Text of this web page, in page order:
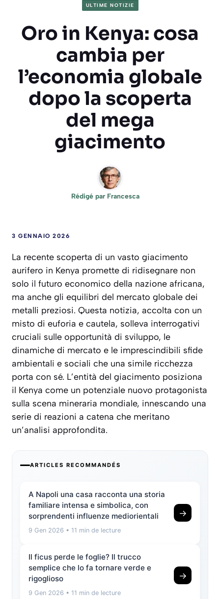
ULTIME NOTIZIE
Oro in Kenya: cosa
cambia per
l’economia globale
dopo la scoperta
del mega
giacimento
Rédigé par Francesca
3 GENNAIO 2026
La recente scoperta di un vasto giacimento
aurifero in Kenya promette di ridisegnare non
solo il futuro economico della nazione africana,
ma anche gli equilibri del mercato globale dei
metalli preziosi. Questa notizia, accolta con un
misto di euforia e cautela, solleva interrogativi
cruciali sulle opportunità di sviluppo, le
dinamiche di mercato e le imprescindibili sfide
ambientali e sociali che una simile ricchezza
porta con sé. L’entità del giacimento posiziona
il Kenya come un potenziale nuovo protagonista
sulla scena mineraria mondiale, innescando una
serie di reazioni a catena che meritano
un’analisi approfondita.
ARTICLES RECOMMANDÉS
A Napoli una casa racconta una storia
familiare intensa e simbolica, con
sorprendenti influenze mediorientali
9 Gen 2026 • 11 min de lecture
→
Il ficus perde le foglie? Il trucco
semplice che lo fa tornare verde e
rigoglioso
9 Gen 2026 • 11 min de lecture
→